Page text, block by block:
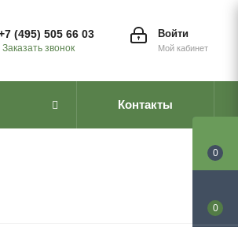
Войти
Мой кабинет
(495) 505 66 03
Заказать звонок
Контакты
0
0